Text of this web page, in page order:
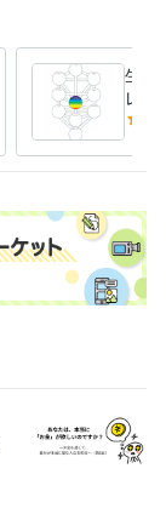
生命
レト
バラ